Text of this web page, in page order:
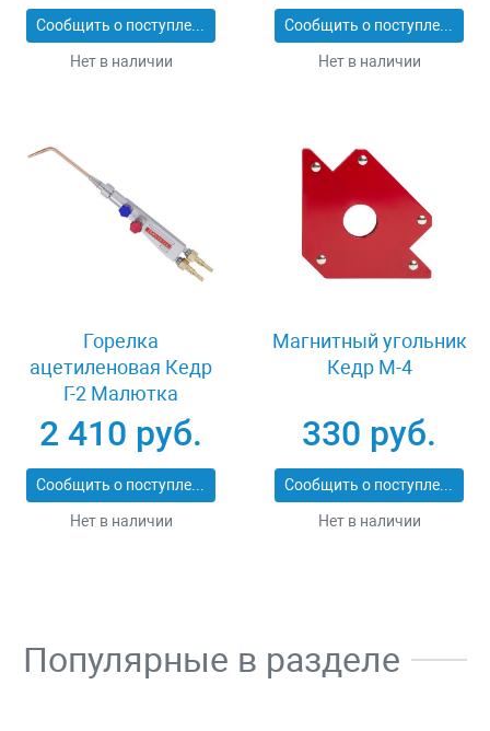
Сообщить о поступлении
Нет в наличии
Сообщить о поступлении
Нет в наличии
Горелка
ацетиленовая Кедр
Г-2 Малютка
2 410 руб.
Сообщить о поступлении
Нет в наличии
Магнитный угольник
Кедр М-4
330 руб.
Сообщить о поступлении
Нет в наличии
Популярные в разделе